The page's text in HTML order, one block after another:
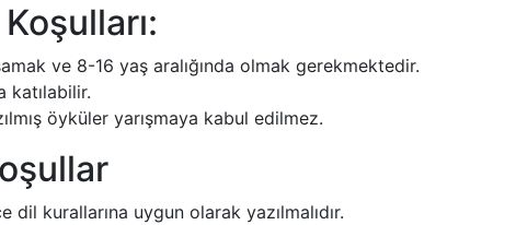
ve 8-16 yaş aralığında olmak gerekmektedir.
katılabilir.
öyküler yarışmaya kabul edilmez.
kurallarına uygun olarak yazılmalıdır.